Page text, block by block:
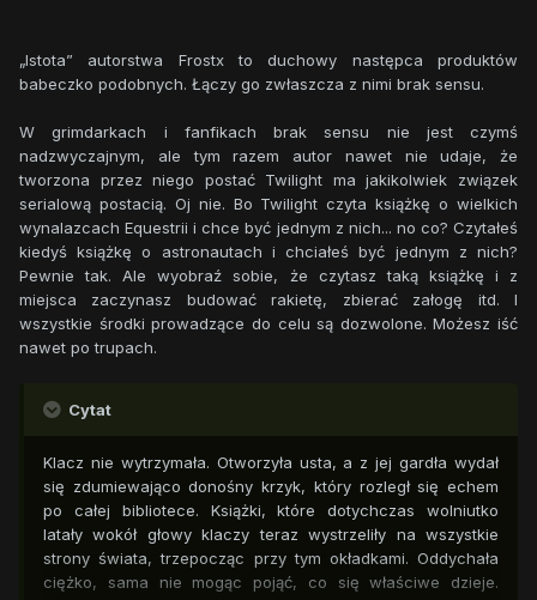
„Istota” autorstwa Frostx to duchowy następca produktów
babeczko podobnych. Łączy go zwłaszcza z nimi brak sensu.
W grimdarkach i fanfikach brak sensu nie jest czymś
nadzwyczajnym, ale tym razem autor nawet nie udaje, że
tworzona przez niego postać Twilight ma jakikolwiek związek
serialową postacią. Oj nie. Bo Twilight czyta książkę o wielkich
wynalazcach Equestrii i chce być jednym z nich... no co? Czytałeś
kiedyś książkę o astronautach i chciałeś być jednym z nich?
Pewnie tak. Ale wyobraź sobie, że czytasz taką książkę i z
miejsca zaczynasz budować rakietę, zbierać załogę itd. I
wszystkie środki prowadzące do celu są dozwolone. Możesz iść
nawet po trupach.
Cytat
Klacz nie wytrzymała. Otworzyła usta, a z jej gardła wydał
się zdumiewająco donośny krzyk, który rozległ się echem
po całej bibliotece. Książki, które dotychczas wolniutko
latały wokół głowy klaczy teraz wystrzeliły na wszystkie
strony świata, trzepocząc przy tym okładkami. Oddychała
ciężko, sama nie mogąc pojąć, co się właściwe dzieje.